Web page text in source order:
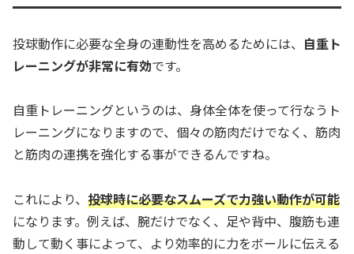
投球動作に必要な全身の連動性を高めるためには、 自重ト
レーニングが非常に有効です。
自重トレーニングというのは、身体全体を使って行なうト
レーニングになりますので、個々の筋肉だけでなく、筋肉
と筋肉の連携を強化する事ができるんですね。
これにより、 投球時に必要なスムーズで力強い動作が可能
になります。例えば、腕だけでなく、足や背中、腹筋も連
動して動く事によって、より効率的に力をボールに伝える